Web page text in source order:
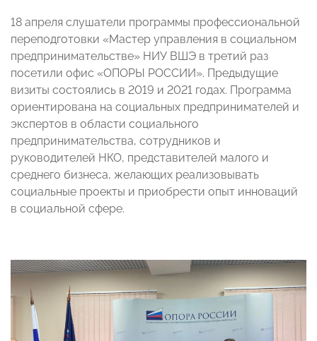
18 апреля слушатели программы профессиональной
переподготовки «Мастер управления в социальном
предпринимательстве» НИУ ВШЭ в третий раз
посетили офис «ОПОРЫ РОССИИ». Предыдущие
визиты состоялись в 2019 и 2021 годах. Программа
ориентирована на социальных предпринимателей и
экспертов в области социального
предпринимательства, сотрудников и
руководителей НКО, представителей малого и
среднего бизнеса, желающих реализовывать
социальные проекты и приобрести опыт инноваций
в социальной сфере.